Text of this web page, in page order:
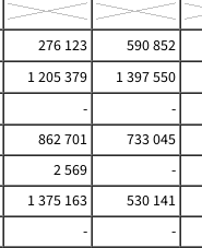
276 123
590 852
1 205 379
1 397 550
-
-
862 701
733 045
2 569
-
1 375 163
530 141
-
-